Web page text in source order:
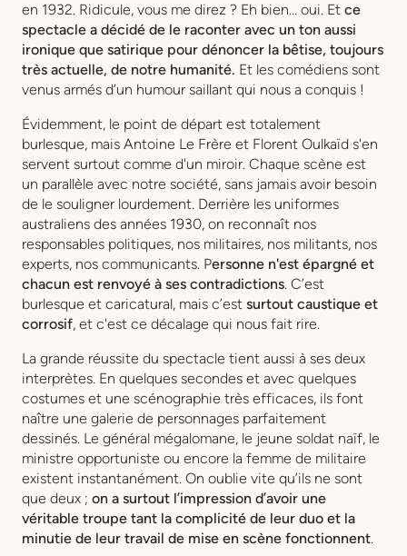
en 1932. Ridicule, vous me direz ? Eh bien… oui. Et ce
spectacle a décidé de le raconter avec un ton aussi
ironique que satirique pour dénoncer la bêtise, toujours
très actuelle, de notre humanité. Et les comédiens sont
venus armés d’un humour saillant qui nous a conquis !
Évidemment, le point de départ est totalement
burlesque, mais Antoine Le Frère et Florent Oulkaïd s'en
servent surtout comme d'un miroir. Chaque scène est
un parallèle avec notre société, sans jamais avoir besoin
de le souligner lourdement. Derrière les uniformes
australiens des années 1930, on reconnaît nos
responsables politiques, nos militaires, nos militants, nos
experts, nos communicants. Personne n'est épargné et
chacun est renvoyé à ses contradictions. C’est
burlesque et caricatural, mais c’est surtout caustique et
corrosif, et c'est ce décalage qui nous fait rire.
La grande réussite du spectacle tient aussi à ses deux
interprètes. En quelques secondes et avec quelques
costumes et une scénographie très efficaces, ils font
naître une galerie de personnages parfaitement
dessinés. Le général mégalomane, le jeune soldat naïf, le
ministre opportuniste ou encore la femme de militaire
existent instantanément. On oublie vite qu’ils ne sont
que deux ; on a surtout l’impression d’avoir une
véritable troupe tant la complicité de leur duo et la
minutie de leur travail de mise en scène fonctionnent.